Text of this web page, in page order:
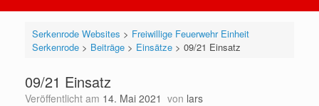
Serkenrode Websites > Freiwillige Feuerwehr Einheit
Serkenrode> Beiträge> Einsätze> 09/21 Einsatz
09/21 Einsatz
Veröffentlicht am 14. Mai 2021 von lars